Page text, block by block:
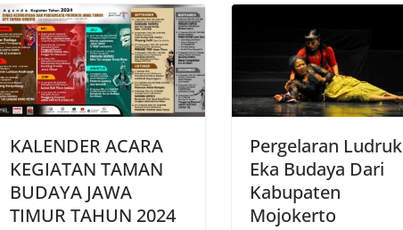
KALENDER ACARA
KEGIATAN TAMAN
BUDAYA JAWA
TIMUR TAHUN 2024
Pergelaran Ludruk
Eka Budaya Dari
Kabupaten
Mojokerto